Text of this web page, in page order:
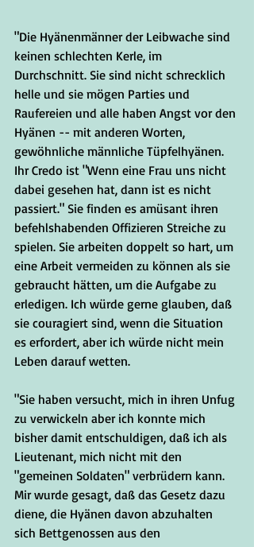
"Die Hyänenmänner der Leibwache sind
keinen schlechten Kerle, im
Durchschnitt. Sie sind nicht schrecklich
helle und sie mögen Parties und
Raufereien und alle haben Angst vor den
Hyänen -- mit anderen Worten,
gewöhnliche männliche Tüpfelhyänen.
Ihr Credo ist "Wenn eine Frau uns nicht
dabei gesehen hat, dann ist es nicht
passiert." Sie finden es amüsant ihren
befehlshabenden Offizieren Streiche zu
spielen. Sie arbeiten doppelt so hart, um
eine Arbeit vermeiden zu können als sie
gebraucht hätten, um die Aufgabe zu
erledigen. Ich würde gerne glauben, daß
sie couragiert sind, wenn die Situation
es erfordert, aber ich würde nicht mein
Leben darauf wetten.
"Sie haben versucht, mich in ihren Unfug
zu verwickeln aber ich konnte mich
bisher damit entschuldigen, daß ich als
Lieutenant, mich nicht mit den
"gemeinen Soldaten" verbrüdern kann.
Mir wurde gesagt, daß das Gesetz dazu
diene, die Hyänen davon abzuhalten
sich Bettgenossen aus den